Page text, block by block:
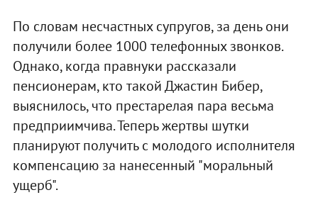
По словам несчастных супругов, за день они
получили более 1000 телефонных звонков.
Однако, когда правнуки рассказали
пенсионерам, кто такой Джастин Бибер,
выяснилось, что престарелая пара весьма
предприимчива. Теперь жертвы шутки
планируют получить с молодого исполнителя
компенсацию за нанесенный "моральный
ущерб".